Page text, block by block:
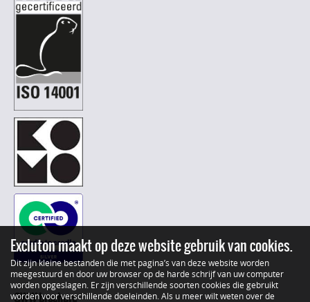
GWW brochure
Excluton maakt op deze website gebruik van cookies.
Dit zijn kleine bestanden die met pagina’s van deze website worden
meegestuurd en door uw browser op de harde schrijf van uw computer
worden opgeslagen. Er zijn verschillende soorten cookies die gebruikt
worden voor verschillende doeleinden. Als u meer wilt weten over de